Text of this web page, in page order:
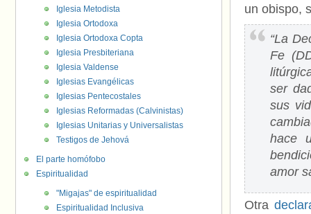
un obispo,
“La
Fe
ser
sus
hace
amor
Otra
Iglesia Metodista
Iglesia Ortodoxa
Iglesia Ortodoxa Copta
Iglesia Presbiteriana
Iglesia Valdense
Iglesias Evangélicas
Iglesias Pentecostales
Iglesias Reformadas (Calvinistas)
Iglesias Unitarias y Universalistas
Testigos de Jehová
El parte homófobo
Espiritualidad
"Migajas" de espiritualidad
Espiritualidad Inclusiva